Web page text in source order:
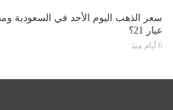
سعر الذهب اليوم الأحد في السعودية
عيار 21؟
6 أيام منذ